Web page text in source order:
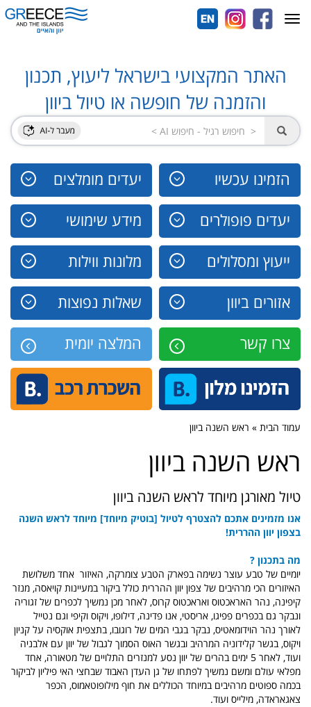
האתר המקצועי בישראל ליעוץ, תכנון
והזמנה של חופשה או טיול ביוון
הזמינו עכשיו יעדים מומלצים
יעדים פופולרים מידע שימושי
ייעוץ ומסלולים מלונות ווילות
אזורים ביוון שאלות נפוצות
צרו קשר המלצה יומית
Toggle
navigation
עמוד הבית » ראש השנה ביוון
ראש השנה ביוון
טיול מאורגן מיוחד לראש השנה ביוון
אנו מזמינים אתכם להצטרף לטיול [בוטיק מיוחד] מיוחד לראש השנה
בצפון יוון ההררית!
מה בתכנון ?
יומיים של טבע עוצר נשימה בפארק הטבע צומרקה, האיזור אחד משלושת
האיזורים הכי מרהיבים של צפון יוון ההררית כולל ביקור במעיינות קויאסה, מנזר
קיפינה, נהר האראכטוס ואראכטוס קרוס, לאחר מכן נמשיך לכפרים של זגוריה
ונבקר גם בכפרים פפיגו, אריסטי, אנו פדינה, דילופו, ויקוס וקיפי וגם נטייל
לאורך נהר הוידומאטיס, נבקר בגבי המים של רוגובו, בתצפית אוקסיה על קניון
ויקוס, בגשר קלידוניה המרהיב ובגשר האוס הסמוך לגבול של יוון עם אלבניה
ועוד, לאחר 5 ימים בהרים של יוון נסע למנזרים התלויים של מטאורה, אחד
מפלאי עולם ומשם נמשיך לפתחו של גן העדן האבוד שבחצי האי פיליון לביקור
בכמה ספוטים מרהיבים במיוחד הכוללים את חוף מילופוטאמוס, הכפר
צאגאראדה, מילייס ועוד.